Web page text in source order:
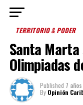
TERRITORIO & PODER
Santa
Olimpiadas
Published 7
By Opinión